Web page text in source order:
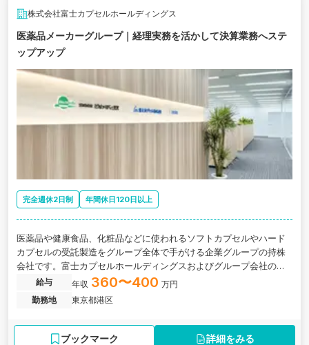
株式会社富士カプセルホールディングス
医薬品メーカーグループ｜経理実務を活かして決算業務へステ
ップアップ
完全週休2日制 年間休日120日以上
医薬品や健康食品、化粧品などに使われるソフトカプセルやハード
カプセルの受託製造をグループ全体で手がける企業グループの持株
会社です。富士カプセルホールディングスおよびグループ会社の経
理実務をお任せします。
給与 年収 360〜400 万円
勤務地
東京都港区
ブックマーク 詳細をみる